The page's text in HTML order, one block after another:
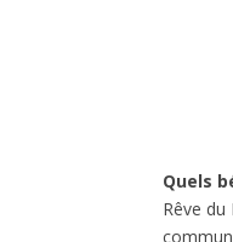
Quels
Rêve